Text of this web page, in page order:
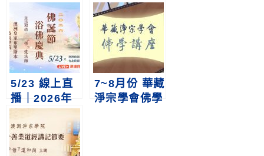
開佛知見
溪小築浴佛慶
典
5/23 線上直
播｜2026年
澳洲皇家布里
斯本技術學院
浴佛慶典
7~8月份 華藏
淨宗學會佛學